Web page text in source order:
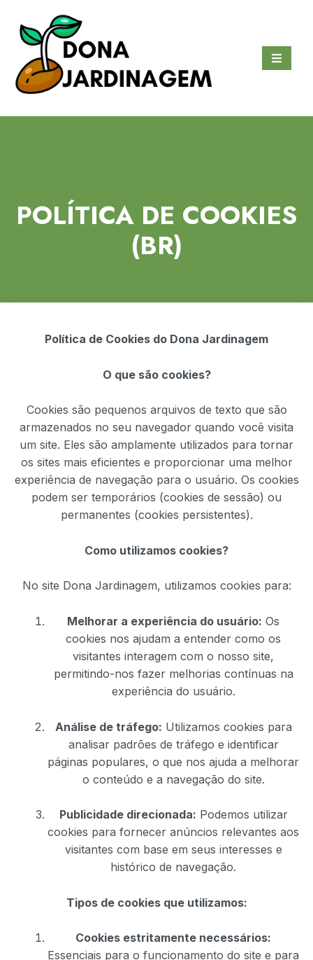
para
conteúdo
POLÍTICA DE COOKIES
(BR)
Política de Cookies do Dona Jardinagem
O que são cookies?
Cookies são pequenos arquivos de texto que são
armazenados no seu navegador quando você visita
um site. Eles são amplamente utilizados para tornar
os sites mais eficientes e proporcionar uma melhor
experiência de navegação para o usuário. Os cookies
podem ser temporários (cookies de sessão) ou
permanentes (cookies persistentes).
Como utilizamos cookies?
No site Dona Jardinagem, utilizamos cookies para:
Melhorar a experiência do usuário: Os
cookies nos ajudam a entender como os
visitantes interagem com o nosso site,
permitindo-nos fazer melhorias contínuas na
experiência do usuário.
Análise de tráfego: Utilizamos cookies para
analisar padrões de tráfego e identificar
páginas populares, o que nos ajuda a melhorar
o conteúdo e a navegação do site.
Publicidade direcionada: Podemos utilizar
cookies para fornecer anúncios relevantes aos
visitantes com base em seus interesses e
histórico de navegação.
Tipos de cookies que utilizamos:
Cookies estritamente necessários:
Essenciais para o funcionamento do site e para